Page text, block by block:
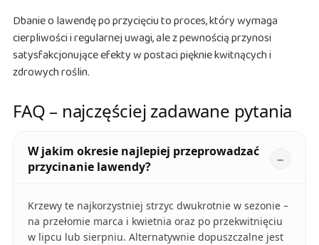
Dbanie o lawendę po przycięciu to proces, który wymaga
cierpliwości i regularnej uwagi, ale z pewnością przynosi
satysfakcjonujące efekty w postaci pięknie kwitnących i
zdrowych roślin.
FAQ – najczęściej zadawane pytania
W jakim okresie najlepiej przeprowadzać
przycinanie lawendy?
Krzewy te najkorzystniej strzyc dwukrotnie w sezonie –
na przełomie marca i kwietnia oraz po przekwitnięciu
w lipcu lub sierpniu. Alternatywnie dopuszczalne jest